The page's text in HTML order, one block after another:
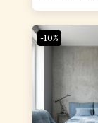
-10%